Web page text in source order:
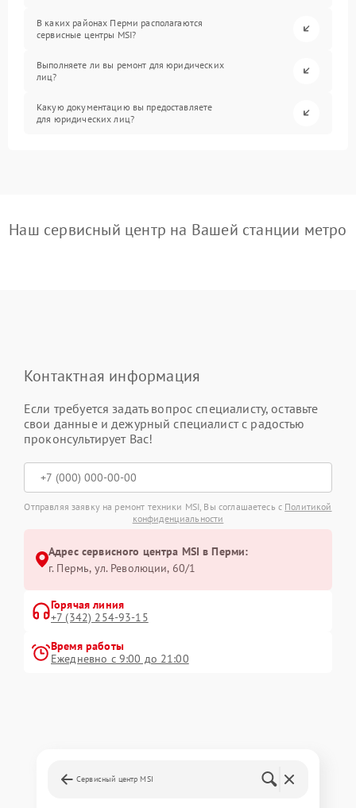
В каких районах Перми располагаются
сервисные центры MSI?
Выполняете ли вы ремонт для юридических
лиц?
Какую документацию вы предоставляете
для юридических лиц?
Наш сервисный центр на Вашей станции метро
Контактная информация
Если требуется задать вопрос специалисту, оставьте
свои данные и дежурный специалист с радостью
проконсультирует Вас!
Отправляя заявку на ремонт техники MSI, Вы соглашаетесь с Политикой
конфиденциальности
Адрес сервисного центра MSI в Перми:
г. Пермь, ул. ​Революции, 60/1
Горячая линия
+7 (342) 254-93-15
Время работы
Ежедневно с 9:00 до 21:00
Сервисный центр MSI